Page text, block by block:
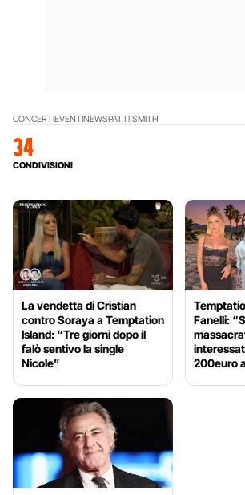
CONCERTIEVENTINEWSPATTI SMITH
34
CONDIVISIONI
La vendetta di Cristian
contro Soraya a Temptation
Island: “Tre giorni dopo il
falò sentivo la single
Nicole”
Fanelli:
200euro